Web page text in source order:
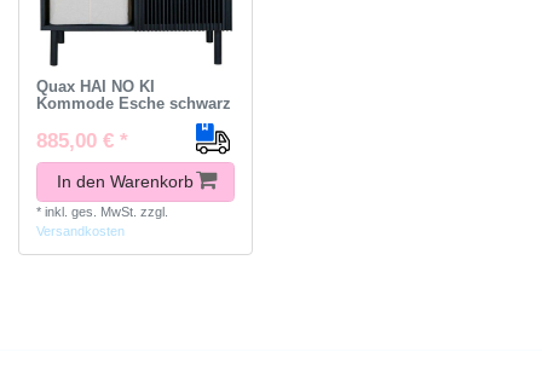
Quax HAI NO KI
Kommode Esche schwarz
885,00 € *
In den Warenkorb
* inkl. ges. MwSt. zzgl.
Versandkosten